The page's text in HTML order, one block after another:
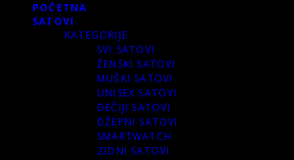
POČETNA
SATOVI
KATEGORIJE
SVI SATOVI
ŽENSKI SATOVI
MUŠKI SATOVI
UNISEX SATOVI
DEČIJI SATOVI
DŽEPNI SATOVI
SMARTWATCH
ZIDNI SATOVI